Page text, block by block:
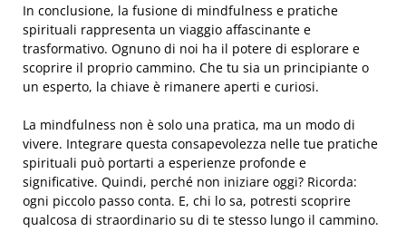
In conclusione, la fusione di mindfulness e pratiche
spirituali rappresenta un viaggio affascinante e
trasformativo. Ognuno di noi ha il potere di esplorare e
scoprire il proprio cammino. Che tu sia un principiante o
un esperto, la chiave è rimanere aperti e curiosi.
La mindfulness non è solo una pratica, ma un modo di
vivere. Integrare questa consapevolezza nelle tue pratiche
spirituali può portarti a esperienze profonde e
significative. Quindi, perché non iniziare oggi? Ricorda:
ogni piccolo passo conta. E, chi lo sa, potresti scoprire
qualcosa di straordinario su di te stesso lungo il cammino.